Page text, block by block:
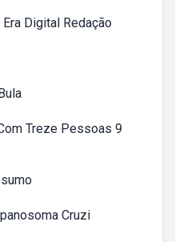
Digital Redação
Treze Pessoas 9
Cruzi